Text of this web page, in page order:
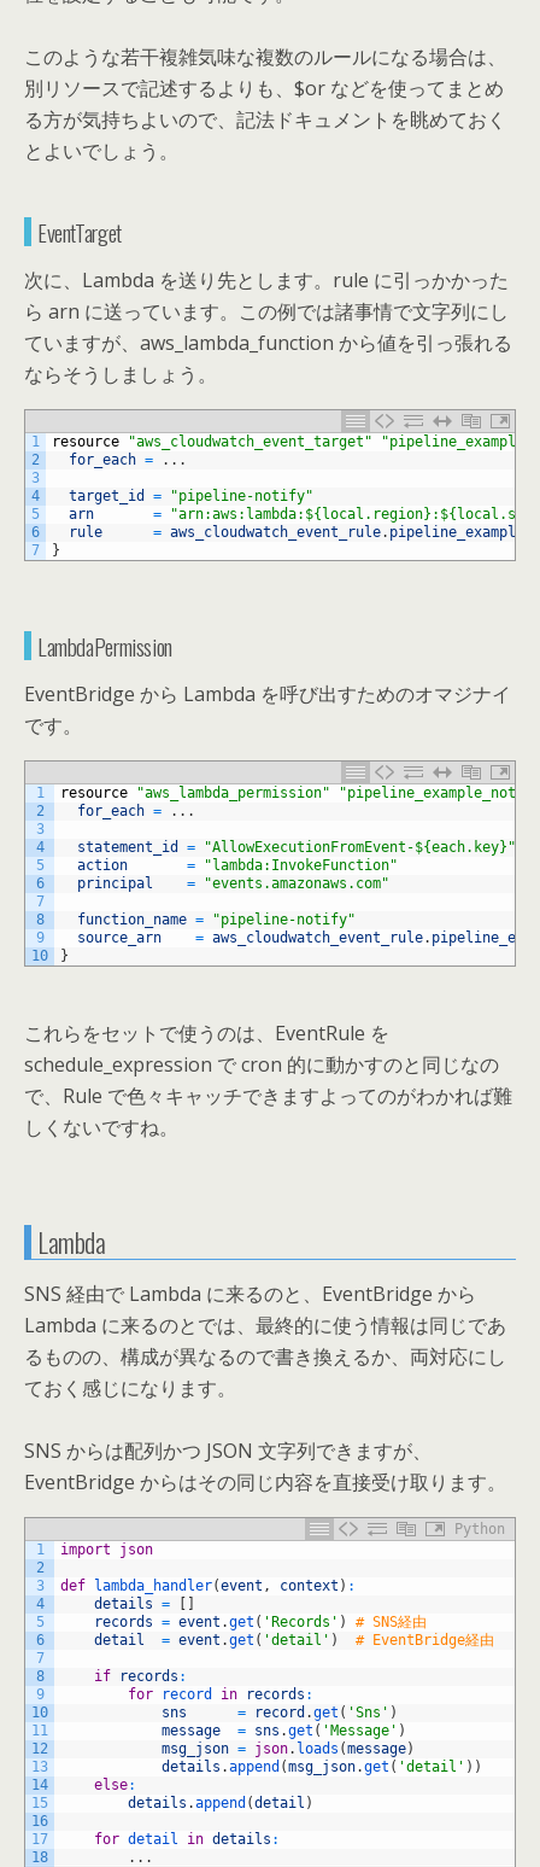
このような若干複雑気味な複数のルールになる場合は、
別リソースで記述するよりも、$or などを使ってまとめ
る方が気持ちよいので、記法ドキュメントを眺めておく
とよいでしょう。
EventTarget
次に、Lambda を送り先とします。rule に引っかかった
ら arn に送っています。この例では諸事情で文字列にし
ていますが、aws_lambda_function から値を引っ張れる
ならそうしましょう。
1
2
3
4
5
6
7
resource "aws_cloudwatch_event_target"
for_each = . . .
target_id =
"pipeline-notify"
arn
=
rule
= aws_cloudwatch_event_rule.
}
LambdaPermission
EventBridge から Lambda を呼び出すためのオマジナイ
です。
1
2
3
4
5
6
7
8
9
10
resource "aws_lambda_permission"
for_each = . . .
statement_id =
"AllowExecutionFromEvent-${each.key}"
action
=
"lambda:InvokeFunction"
principal
= "events.amazonaws.com"
function_name =
"pipeline-notify"
source_arn
= aws_cloudwatch_event_rule.
}
これらをセットで使うのは、EventRule を
schedule_expression で cron 的に動かすのと同じなの
で、Rule で色々キャッチできますよってのがわかれば難
しくないですね。
Lambda
SNS 経由で Lambda に来るのと、EventBridge から
Lambda に来るのとでは、最終的に使う情報は同じであ
るものの、構成が異なるので書き換えるか、両対応にし
ておく感じになります。
SNS からは配列かつ JSON 文字列できますが、
EventBridge からはその同じ内容を直接受け取ります。
Python
1
2
3
4
5
6
7
8
9
10
11
12
13
14
15
16
17
18
import json
def lambda_handler(event , context ) :
details =
records = event .get ( 'Records' )
# SNS経由
detail
= event .get ( 'detail' ) # EventBridge経由
if records :
for
record in records :
sns
= record .get ( 'Sns' )
message
= sns .get ( 'Message' )
msg_json = json. loads (message)
details .append (msg_json.get ( 'detail' ) )
else:
details .append (detail )
for detail in details :
. . .